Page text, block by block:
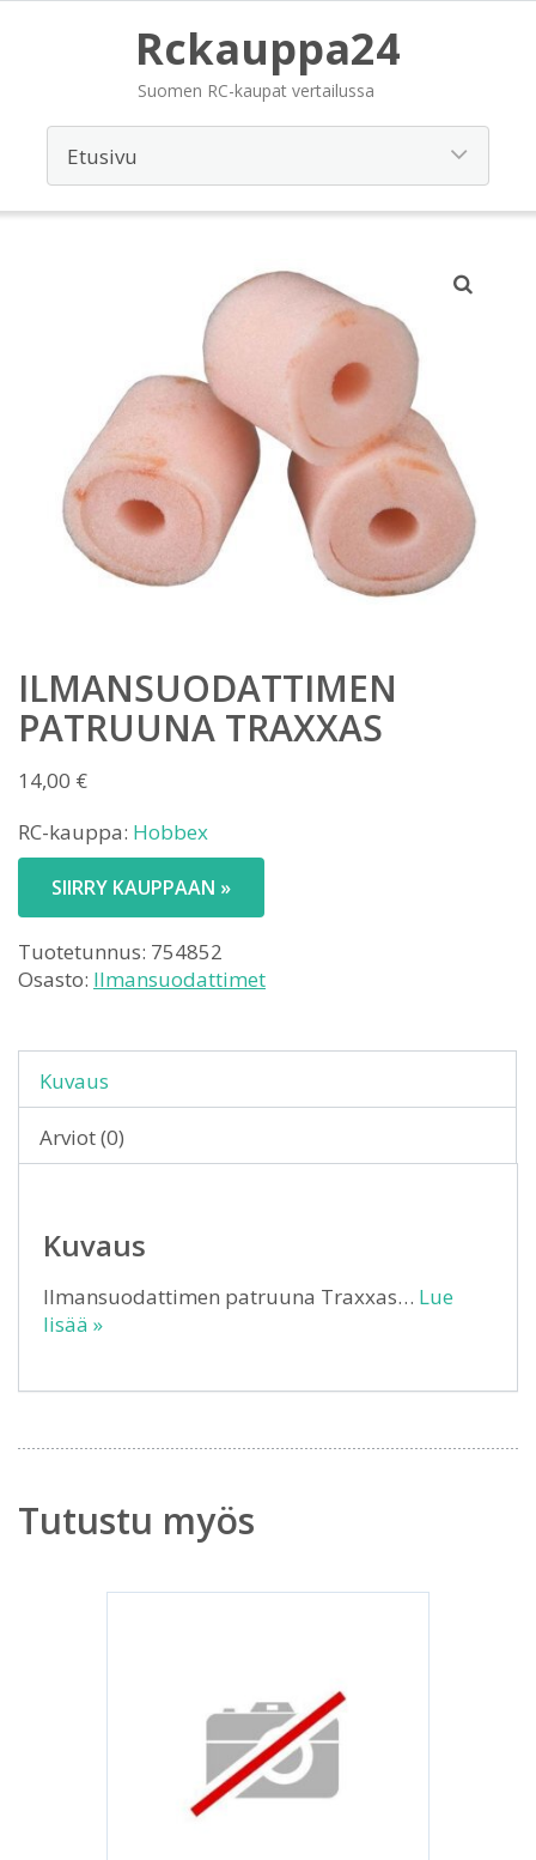
Rckauppa24
Suomen RC-kaupat vertailussa
ILMANSUODATTIMEN
PATRUUNA TRAXXAS
14,00 €
RC-kauppa: Hobbex
SIIRRY KAUPPAAN »
Tuotetunnus: 754852
Osasto: Ilmansuodattimet
Kuvaus
Arviot (0)
Kuvaus
Ilmansuodattimen patruuna Traxxas… Lue
lisää »
Tutustu myös